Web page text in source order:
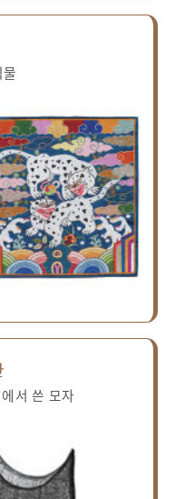
서 쓴 모자